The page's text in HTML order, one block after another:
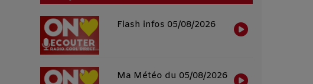
Flash infos 05/08/2026
Ma Météo du 05/08/2026